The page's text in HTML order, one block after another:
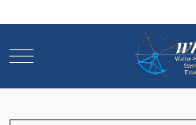
Mobile Menu Toggle